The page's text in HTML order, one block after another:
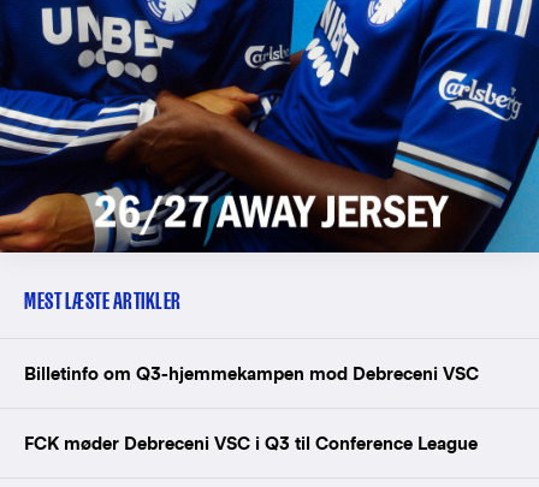
MEST LÆSTE ARTIKLER
Billetinfo om Q3-hjemmekampen mod Debreceni VSC
FCK møder Debreceni VSC i Q3 til Conference League